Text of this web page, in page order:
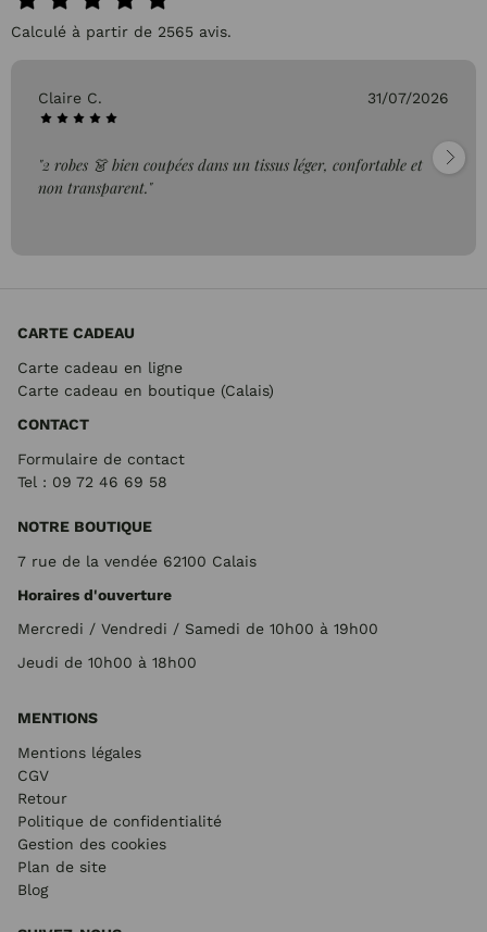
Calculé à partir de 2565 avis.
31/07/2026
confortable et "très bien"
CARTE CADEAU
Carte cadeau en ligne
Carte cadeau en boutique (Calais)
CONTACT
Formulaire de contact
Tel : 09 72 46 69 58
NOTRE BOUTIQUE
7 rue de la vendée 62100 Calais
Horaires d'ouverture
Mercredi / Vendredi / Samedi de 10h00 à 19h00
Jeudi de 10h00 à 18h00
MENTIONS
Mentions légales
CGV
Retour
Politique de confidentialité
Gestion des cookies
Plan de site
Blog